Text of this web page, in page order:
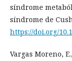
síndrome
síndrome de
https://doi.org/
Vargas Moreno,